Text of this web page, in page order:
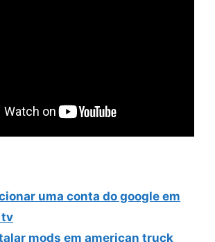
uma conta do google em
tv
mods em american truck